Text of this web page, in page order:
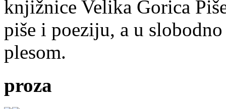
knjižnice Velika Gorica
piše i poeziju, a u
plesom.
proza